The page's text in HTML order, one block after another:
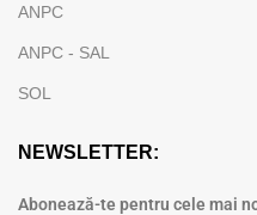
ANPC
ANPC - SAL
SOL
NEWSLETTER:
Abonează-te pentru cele mai